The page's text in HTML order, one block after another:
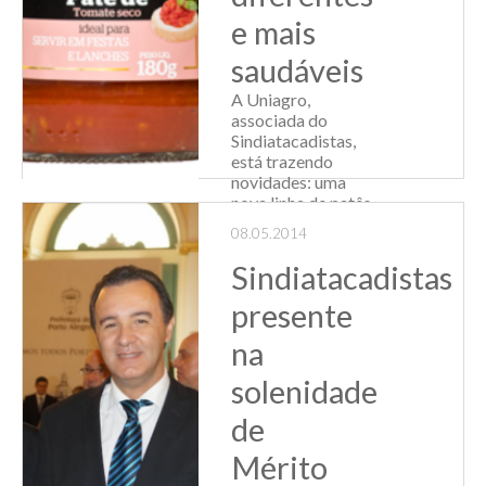
e mais
saudáveis
A Uniagro,
associada do
Sindiatacadistas,
está trazendo
novidades: uma
nova linha de patês
gourmets, que
combinam sabor,
qualidade e saúde.
As novidades
preocupação da
empresa com a
busca p...
Leia Mais
08.05.2014
Sindiatacadistas
presente
na
solenidade
de
Mérito